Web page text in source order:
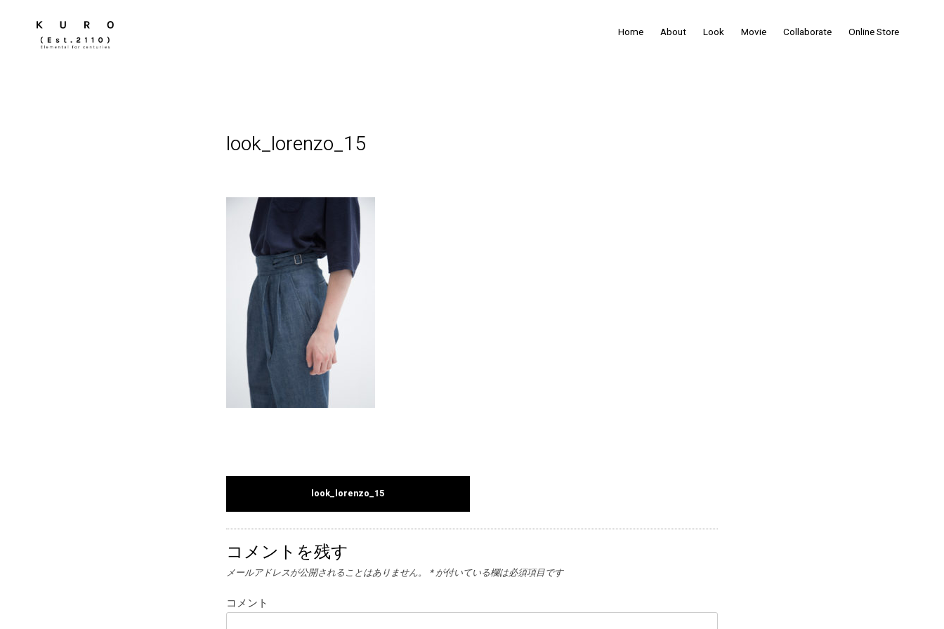
Home About Look Movie Collaborate Online Store
look_lorenzo_15
look_lorenzo_15
コメントを残す
メールアドレスが公開されることはありません。 *が付いている欄は必須項目です
コメント